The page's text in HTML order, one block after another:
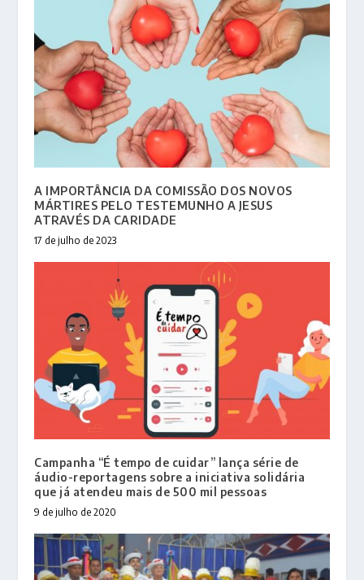
A IMPORTÂNCIA DA COMISSÃO DOS NOVOS
MÁRTIRES PELO TESTEMUNHO A JESUS
ATRAVÉS DA CARIDADE
17 de julho de 2023
Campanha “É tempo de cuidar” lança série de
áudio-reportagens sobre a iniciativa solidária
que já atendeu mais de 500 mil pessoas
9 de julho de 2020